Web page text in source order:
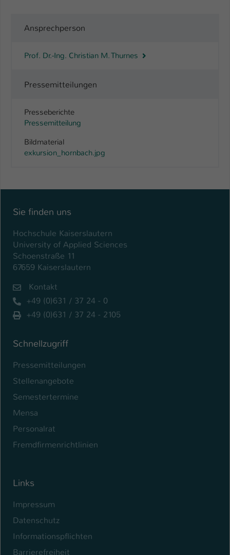
Ansprechperson
Prof. Dr.-Ing. Christian M. Thurnes
Pressemitteilungen
Presseberichte
Pressemitteilung
Bildmaterial
exkursion_hornbach.jpg
Sie finden uns
Hochschule Kaiserslautern
University of Applied Sciences
Schoenstraße 11
67659 Kaiserslautern
Kontakt
+49 (0)631 / 37 24 - 0
+49 (0)631 / 37 24 - 2105
Schnellzugriff
Pressemitteilungen
Stellenangebote
Semestertermine
Mensa
Personalrat
Fremdfirmenrichtlinien
Links
Impressum
Datenschutz
Informationspflichten
Barrierefreiheit